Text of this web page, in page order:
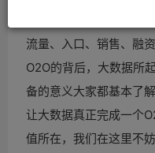
O2O的文章也已经
流量、入口、销售、融
O2O的背后，大数据所
备的意义大家都基本了
让大数据真正完成一个
值所在，我们在这里不妨